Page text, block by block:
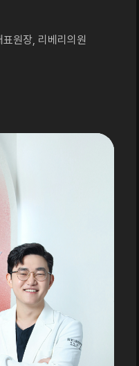
원장, 리베리의원